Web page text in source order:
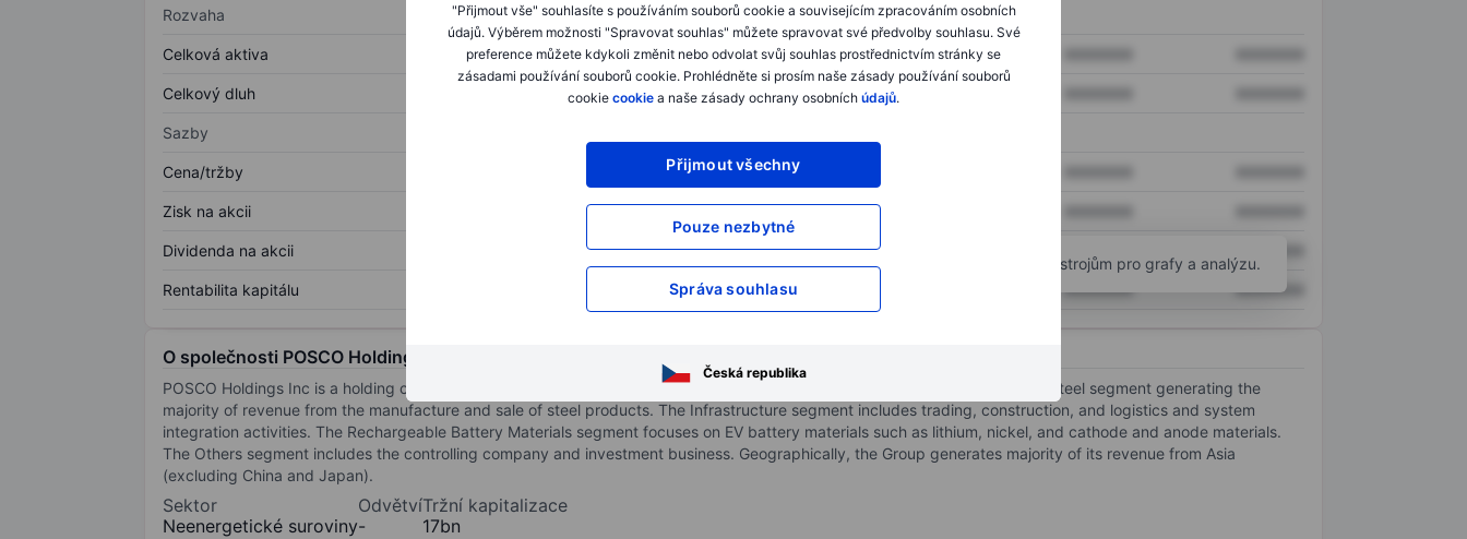
"Přijmout vše" souhlasíte s používáním souborů cookie a souvisejícím zpracováním osobních
údajů. Výběrem možnosti "Spravovat souhlas" můžete spravovat své předvolby souhlasu. Své
preference můžete kdykoli změnit nebo odvolat svůj souhlas prostřednictvím stránky se
zásadami používání souborů cookie. Prohlédněte si prosím naše zásady používání souborů
cookie cookie a naše zásady ochrany osobních údajů.
Přijmout všechny
Pouze nezbytné
Správa souhlasu
Česká republika
Rozvaha
Celková aktiva XXXXXXX XXXXXXX
Celkový dluh XXXXXXX XXXXXXX
Sazby
Cena/tržby XXXXXXX
Zisk na akcii XXXXXXX
Dividenda na akcii XXXXXXX
Rentabilita kapitálu XXXXXXX XXXXXXX XXXXXXX
Otevřete si účeta získejte přístup k pokročilým nástrojům pro grafy a analýzu.
O společnosti POSCO Holdings Inc. - ADR
POSCO Holdings Inc is a holding company operating through its subsidiaries. Its business is divided into segments, with the Steel segment generating the
majority of revenue from the manufacture and sale of steel products. The Infrastructure segment includes trading, construction, and logistics and system
integration activities. The Rechargeable Battery Materials segment focuses on EV battery materials such as lithium, nickel, and cathode and anode materials.
The Others segment includes the controlling company and investment business. Geographically, the Group generates majority of its revenue from Asia
(excluding China and Japan).
Sektor
Neenergetické suroviny
Odvětví
-
Tržní kapitalizace
17bn